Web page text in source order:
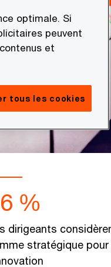
%
dirigeants
stratégique
optimale. Si
peuvent
et
tous les cookies